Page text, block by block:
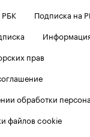
РБК
Подписка на
прав
обработки
файлов cookie